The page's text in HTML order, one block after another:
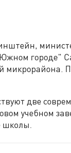
городе"
микрорайона.
две
учебном
школы.